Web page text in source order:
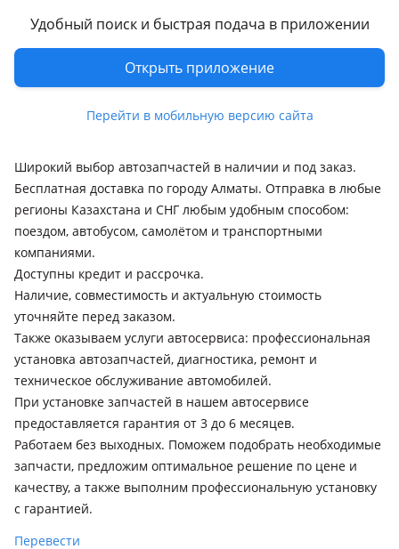
Удобный поиск и быстрая подача в приложении
Открыть приложение
Перейти в мобильную версию сайта
Hyundai Avante
2006 - 2010 4 поколение (HD), 2010 - 2015 5 поколение
(MD/UD), 2015 - 2020 6 поколение (AD), 2020 - 2023 7
поколение (CN7)
Hyundai Elantra
рестайлинг (MD/UD), 2015 - 2020 6 поколение (AD/ADA),
2018 - 2020 6 поколение рестайлинг (AD/ADA), 2020 - н.в. 7
поколение (CN7)
Hyundai i20
2008 - 2012 1 поколение (PB/PBT), 2012 - 2014 1 поколение
рестайлинг (PB/PBT), 2014 - 2018 2 поколение (GB/IB), 2018 -
н.в. 2 поколение рестайлинг (GB/IB)
2007 - 2010 1 поколение (FD), 2010 - 2012 1 поколение
рестайлинг (FD), 2012 - 2015 2 поколение (GD), 2015 - 2017 2
поколение рестайлинг (GD), 2017 - 2020 3 поколение
(PDE/PD/PDEN)
Hyundai i40
2011 - 2015 1 поколение (VF), 2015 - н.в. 1 поколение
рестайлинг (VF)
Kia Carens
2006 - 2012 3 поколение (UN), 2013 - н.в. 4 поколение (RP)
Показать больше
Широкий выбор автозапчастей в наличии и под заказ.
Бесплатная доставка по городу Алматы. Отправка в любые
регионы Казахстана и СНГ любым удобным способом:
поездом, автобусом, самолётом и транспортными
компаниями.
Доступны кредит и рассрочка.
Наличие, совместимость и актуальную стоимость
уточняйте перед заказом.
Также оказываем услуги автосервиса: профессиональная
установка автозапчастей, диагностика, ремонт и
техническое обслуживание автомобилей.
При установке запчастей в нашем автосервисе
предоставляется гарантия от 3 до 6 месяцев.
Работаем без выходных. Поможем подобрать необходимые
запчасти, предложим оптимальное решение по цене и
качеству, а также выполним профессиональную установку
с гарантией.
Перевести